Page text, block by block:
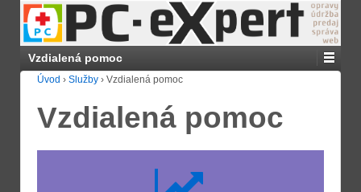
Vzdialená pomoc
Úvod › Služby › Vzdialená pomoc
Vzdialená pomoc